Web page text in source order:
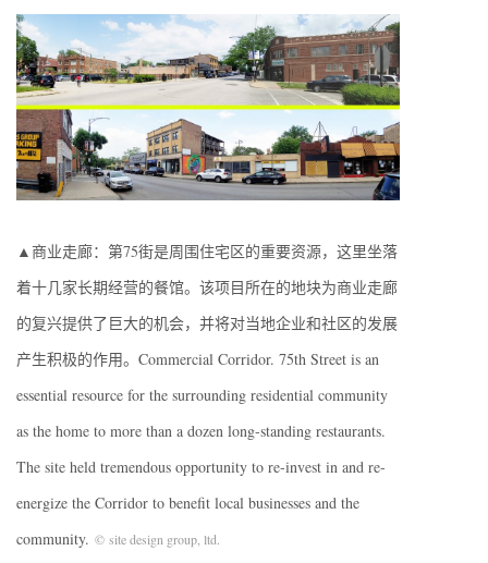
▲商业走廊：第75街是周围住宅区的重要资源，这里坐落
着十几家长期经营的餐馆。该项目所在的地块为商业走廊
的复兴提供了巨大的机会，并将对当地企业和社区的发展
产生积极的作用。Commercial Corridor. 75th Street is an
essential resource for the surrounding residential community
as the home to more than a dozen long-standing restaurants.
The site held tremendous opportunity to re-invest in and re-
energize the Corridor to benefit local businesses and the
community. © site design group, ltd.